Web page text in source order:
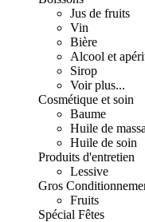
Jus de fruits
Vin
Bière
Alcool et
Sirop
Voir plus...
Cosmétique et soin
Baume
Huile de
Huile de soin
Produits d'entretien
Lessive
Gros
Fruits
Spécial Fêtes